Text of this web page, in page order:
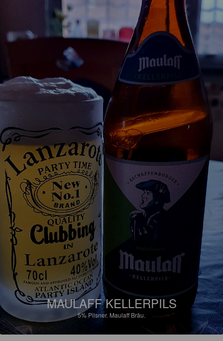
MAULAFF KELLERPILS
5% Pilsner. Maulaff Bräu.